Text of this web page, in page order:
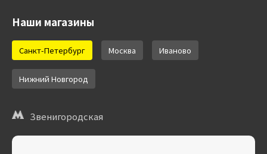
Наши магазины
Санкт-Петербург Москва Иваново
Нижний Новгород
Звенигородская